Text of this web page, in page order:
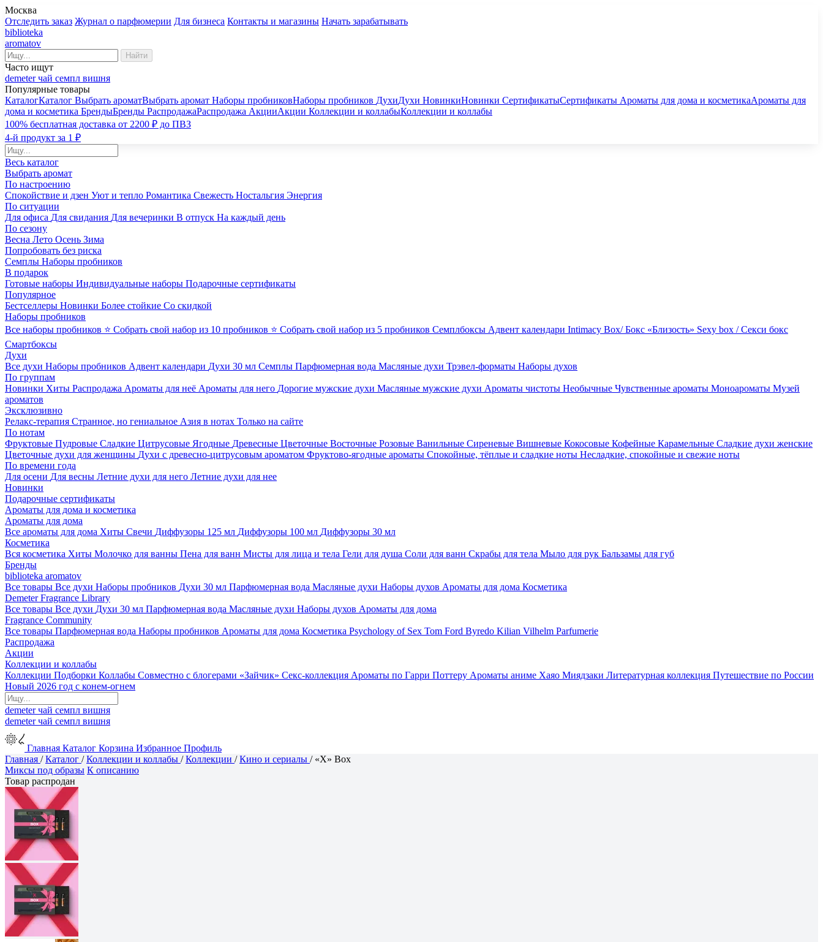
Москва
Отследить заказ Журнал о парфюмерии Для бизнеса Контакты и магазины Начать зарабатывать
biblioteka
aromatov
Найти
Часто ищут
demeterчай семпл вишня
Популярные товары
КаталогКаталог Выбрать ароматВыбрать аромат Наборы пробниковНаборы пробников ДухиДухи НовинкиНовинки СертификатыСертификаты Ароматы для дома и косметикаАроматы для
дома и косметика БрендыБренды РаспродажаРаспродажа АкцииАкции Коллекции и коллабыКоллекции и коллабы
100% бесплатная доставка от 2200 ₽ до ПВЗ
4-й продукт за 1 ₽
Весь каталог
Выбрать аромат
По настроению
Спокойствие и дзен Уют и тепло Романтика Свежесть Ностальгия Энергия
По ситуации
Для офиса Для свидания Для вечеринки В отпуск На каждый день
По сезону
Весна Лето Осень Зима
Попробовать без риска
Семплы Наборы пробников
В подарок
Готовые наборы Индивидуальные наборы Подарочные сертификаты
Популярное
Бестселлеры Новинки Более стойкие Со скидкой
Наборы пробников
Все наборы пробников ⭐ Собрать свой набор из 10 пробников ⭐ Собрать свой набор из 5 пробников Семплбоксы Адвент календари Intimacy Box/ Бокс «Близость» Sexy box / Секси бокс
Смартбоксы
Духи
Все духи Наборы пробников Адвент календари Духи 30 мл Семплы Парфюмерная вода Масляные духи Трэвел-форматы Наборы духов
По группам
Новинки Хиты Распродажа Ароматы для неё Ароматы для него Дорогие мужские духи Масляные мужские духи Ароматы чистоты Необычные Чувственные ароматы Моноароматы Музей
ароматов
Эксклюзивно
Релакс-терапия Странное, но гениальное Азия в нотах Только на сайте
По нотам
Фруктовые Пудровые Сладкие Цитрусовые Ягодные Древесные Цветочные Восточные Розовые Ванильные Сиреневые Вишневые Кокосовые Кофейные Карамельные Сладкие духи женские
Цветочные духи для женщины Духи с древесно-цитрусовым ароматом Фруктово-ягодные ароматы Спокойные, тёплые и сладкие ноты Несладкие, спокойные и свежие ноты
По времени года
Для осени Для весны Летние духи для него Летние духи для нее
Новинки
Подарочные сертификаты
Ароматы для дома и косметика
Ароматы для дома
Все ароматы для дома Хиты Свечи Диффузоры 125 мл Диффузоры 100 мл Диффузоры 30 мл
Косметика
Вся косметика Хиты Молочко для ванны Пена для ванн Мисты для лица и тела Гели для душа Соли для ванн Скрабы для тела Мыло для рук Бальзамы для губ
Бренды
biblioteka aromatov
Все товары Все духи Наборы пробников Духи 30 мл Парфюмерная вода Масляные духи Наборы духов Ароматы для дома Косметика
Demeter Fragrance Library
Все товары Все духи Духи 30 мл Парфюмерная вода Масляные духи Наборы духов Ароматы для дома
Fragrance Community
Все товары Парфюмерная вода Наборы пробников Ароматы для дома Косметика Psychology of Sex Tom Ford Byredo Kilian Vilhelm Parfumerie
Распродажа
Акции
Коллекции и коллабы
Коллекции Подборки Коллабы Совместно с блогерами «Зайчик» Секс-коллекция Ароматы по Гарри Поттеру Ароматы аниме Хаяо Миядзаки Литературная коллекция Путешествие по России
Новый 2026 год с конем-огнем
demeterчай семпл вишня
demeterчай семпл вишня
Главная Каталог Корзина Избранное Профиль
Главная /Каталог /Коллекции и коллабы /Коллекции /Кино и сериалы / «Х» Box
Миксы под образы К описанию
Товар распродан